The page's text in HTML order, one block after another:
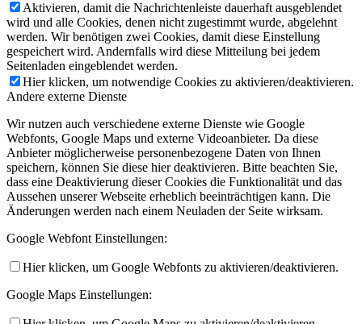
Aktivieren, damit die Nachrichtenleiste dauerhaft ausgeblendet
wird und alle Cookies, denen nicht zugestimmt wurde, abgelehnt
werden. Wir benötigen zwei Cookies, damit diese Einstellung
gespeichert wird. Andernfalls wird diese Mitteilung bei jedem
Seitenladen eingeblendet werden.
Hier klicken, um notwendige Cookies zu aktivieren/deaktivieren.
Andere externe Dienste
Wir nutzen auch verschiedene externe Dienste wie Google
Webfonts, Google Maps und externe Videoanbieter. Da diese
Anbieter möglicherweise personenbezogene Daten von Ihnen
speichern, können Sie diese hier deaktivieren. Bitte beachten Sie,
dass eine Deaktivierung dieser Cookies die Funktionalität und das
Aussehen unserer Webseite erheblich beeinträchtigen kann. Die
Änderungen werden nach einem Neuladen der Seite wirksam.
Google Webfont Einstellungen:
Hier klicken, um Google Webfonts zu aktivieren/deaktivieren.
Google Maps Einstellungen: